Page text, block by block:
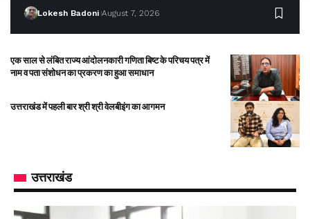
Lokesh Badoni August 7, 2026
एक साल से लंबित राज्य आंदोलनकारी गणिता बिष्ट के परिचय पत्र में
नाम व पता संशोधन का प्रकरण का हुआ समाधान
उत्तराखंड में पहली बार श्री श्री वेलबीइंग का आगमन
उत्तराखंड